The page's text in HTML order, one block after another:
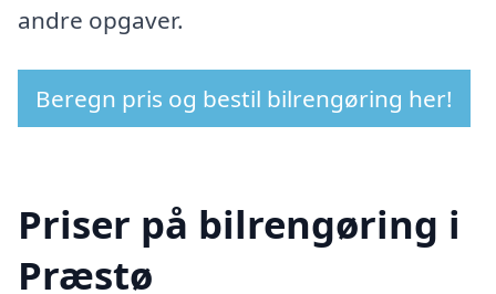
andre opgaver.
Beregn pris og bestil bilrengøring her!
Priser på bilrengøring i
Præstø